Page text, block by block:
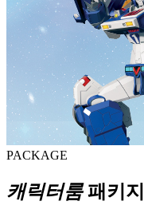
PACKAGE
캐릭터룸패키지